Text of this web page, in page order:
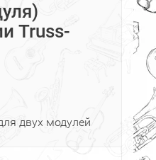
Truss-
двух модулей